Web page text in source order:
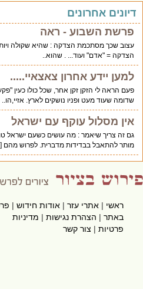
אחרונים
פרשת השבוע - ראה
עצוב שכך מסתכמת הצדקה : שהיא שקולה
הצדקה = "אדם" ועוד... . שהוא..
למען יידע אחרון צאצאיי.....
פעם הראה לי הזקן זקן אחר, שכל כולו כעין
שדומה שעוד מעט ופניו נושקים לארץ. אזיי,הו..
אין מסלול עוקף עם ישראל
גם זה צריך שיאמר : מה עושים כשעם ישראל טובל
מותר להתאבל בבדידות מדברית. לפרוש מהם
ראשי|אתרי עזר|אודות חידוש|
באתר|הצהרת נגישות|מדיניות
פרטיות|צור קשר